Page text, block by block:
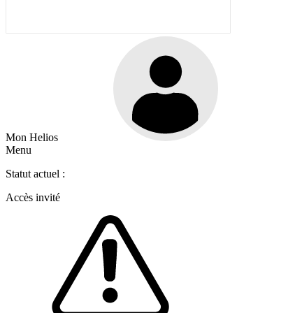
Mon Helios
Menu
Statut actuel :
Accès invité